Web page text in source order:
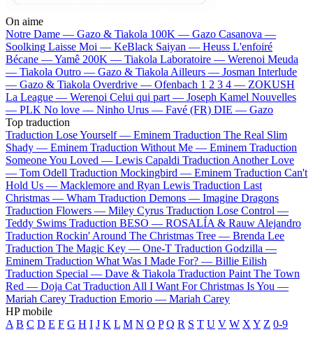
On aime
Notre Dame — Gazo & Tiakola 100K — Gazo Casanova —
Soolking Laisse Moi — KeBlack Saiyan — Heuss L'enfoiré
Bécane —Yamê 200K — Tiakola Laboratoire — Werenoi Meuda
— Tiakola Outro — Gazo & Tiakola Ailleurs — Josman Interlude
— Gazo & Tiakola Overdrive — Ofenbach 1 2 3 4 — ZOKUSH
La League — Werenoi Celui qui part — Joseph Kamel Nouvelles
— PLK No love — Ninho Urus — Favé (FR) DIE — Gazo
Top traduction
Traduction Lose Yourself — Eminem Traduction The Real Slim
Shady — Eminem Traduction Without Me — Eminem Traduction
Someone You Loved — Lewis Capaldi Traduction Another Love
— Tom Odell Traduction Mockingbird — Eminem Traduction Can't
Hold Us — Macklemore and Ryan Lewis Traduction Last
Christmas — Wham Traduction Demons — Imagine Dragons
Traduction Flowers — Miley Cyrus Traduction Lose Control —
Teddy Swims Traduction BESO — ROSALÍA & Rauw Alejandro
Traduction Rockin' Around The Christmas Tree — Brenda Lee
Traduction The Magic Key — One-T Traduction Godzilla —
Eminem Traduction What Was I Made For? — Billie Eilish
Traduction Special — Dave & Tiakola Traduction Paint The Town
Red — Doja Cat Traduction All I Want For Christmas Is You —
Mariah Carey Traduction Emorio — Mariah Carey
HP mobile
A B C D E F G H I J K L M N O P Q R S T U V W X Y Z 0-9